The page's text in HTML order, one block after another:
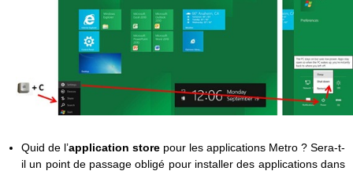
Quid de l’application store pour les applications Metro ? Sera-t-
il un point de passage obligé pour installer des applications dans